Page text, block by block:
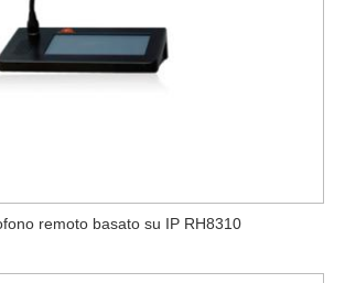
remoto basato su IP RH8310